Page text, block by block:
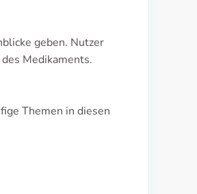
geben. Nutzer
Medikaments.
Themen in diesen